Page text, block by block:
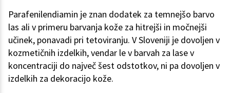
Parafenilendiamin je znan dodatek za temnejšo barvo
las ali v primeru barvanja kože za hitrejši in močnejši
učinek, ponavadi pri tetoviranju. V Sloveniji je dovoljen v
kozmetičnih izdelkih, vendar le v barvah za lase v
koncentraciji do največ šest odstotkov, ni pa dovoljen v
izdelkih za dekoracijo kože.